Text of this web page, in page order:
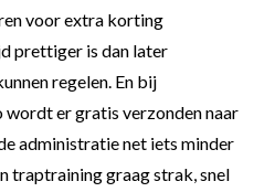
voor extra korting
prettiger is dan later
regelen. En bij
wordt er gratis verzonden naar
administratie net iets minder
traptraining graag strak, snel